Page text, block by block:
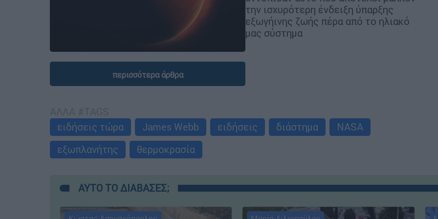
την ισχυρότερη ένδειξη ύπαρξης
εξωγήινης ζωής πέρα από το ηλιακό
μας σύστημα
περισσότερα άρθρα
ειδήσεις τώρα
James Webb ειδήσεις διάστημα
NASA
εξωπλανήτης
θερμοκρασία
ΑΥΤΟ ΤΟ ΔΙΑΒΑΣΕΣ;